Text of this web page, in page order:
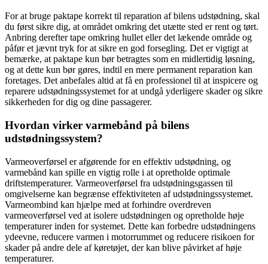
For at bruge paktape korrekt til reparation af bilens udstødning, skal
du først sikre dig, at området omkring det utætte sted er rent og tørt.
Anbring derefter tape omkring hullet eller det lækende område og
påfør et jævnt tryk for at sikre en god forsegling. Det er vigtigt at
bemærke, at paktape kun bør betragtes som en midlertidig løsning,
og at dette kun bør gøres, indtil en mere permanent reparation kan
foretages. Det anbefales altid at få en professionel til at inspicere og
reparere udstødningssystemet for at undgå yderligere skader og sikre
sikkerheden for dig og dine passagerer.
Hvordan virker varmebånd på bilens
udstødningssystem?
Varmeoverførsel er afgørende for en effektiv udstødning, og
varmebånd kan spille en vigtig rolle i at opretholde optimale
driftstemperaturer. Varmeoverførsel fra udstødningsgassen til
omgivelserne kan begrænse effektiviteten af ​​udstødningssystemet.
Varmeombind kan hjælpe med at forhindre overdreven
varmeoverførsel ved at isolere udstødningen og opretholde høje
temperaturer inden for systemet. Dette kan forbedre udstødningens
ydeevne, reducere varmen i motorrummet og reducere risikoen for
skader på andre dele af køretøjet, der kan blive påvirket af høje
temperaturer.